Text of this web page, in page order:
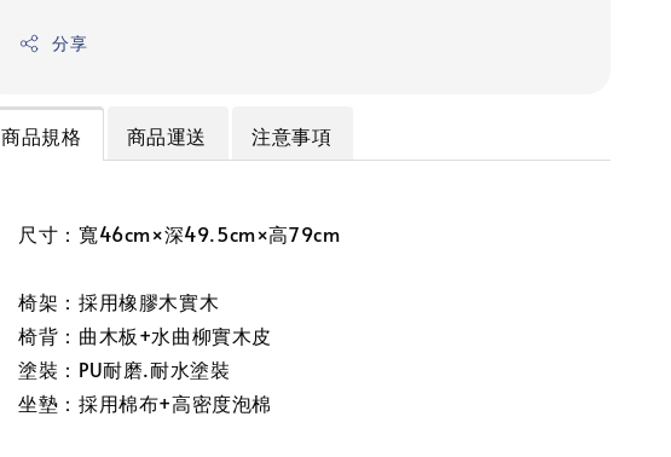
分享
商品規格 商品運送 注意事項
尺寸：寬46cm×深49.5cm×高79cm
椅架：採用橡膠木實木
椅背：曲木板+水曲柳實木皮
塗裝：PU耐磨.耐水塗裝
坐墊：採用棉布+高密度泡棉